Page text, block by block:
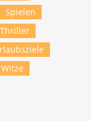
Spielen
Thriller
Witze